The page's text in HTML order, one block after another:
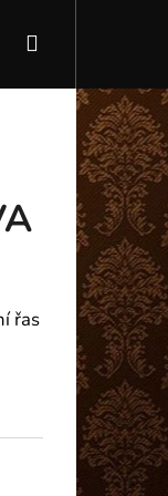
košík
řas